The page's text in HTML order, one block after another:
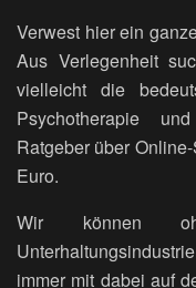
Verwest hier ein
Aus Verlegenheit
vielleicht die
Psychotherapie
Ratgeber über
Euro.
Wir können
immer mit dabei auf